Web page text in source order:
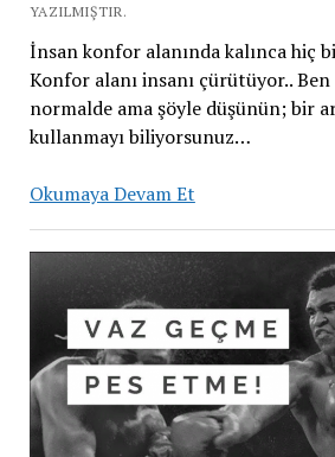
YAZILMIŞTIR.
İnsan konfor alanında kalınca hiç
Konfor alanı insanı çürütüyor..
normalde ama şöyle düşünün; bir
kullanmayı biliyorsunuz…
Okumaya Devam EtKonfor